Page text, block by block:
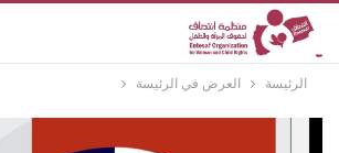
الرئيسة العرض في الرئيسة